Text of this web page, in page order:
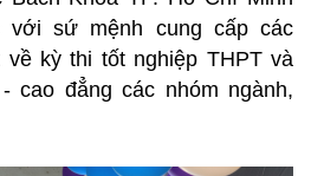
với sứ mệnh cung cấp các
kỳ thi tốt nghiệp THPT và
cao đẳng các nhóm ngành,